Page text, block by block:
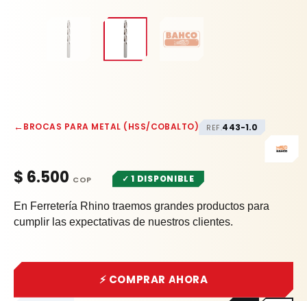
←BROCAS PARA METAL (HSS/COBALTO) REF.443-1.0
$ 6.500 ✓ 1 DISPONIBLE
En Ferretería Rhino traemos grandes productos para
cumplir las expectativas de nuestros clientes.
⚡ COMPRAR AHORA